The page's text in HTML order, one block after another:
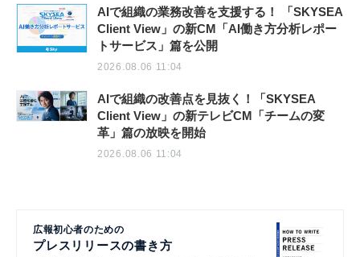
AIで組織の業務改善を支援する！ 「SKYSEA
Client View」の新CM「AI働き方分析レポー
トサービス」篇を公開
2026.08.06 11:04
AIで組織の改善点を見抜く！「SKYSEA
Client View」の新テレビCM「チームの変
革」篇の放映を開始
2026.08.06 11:04
広報初心者のための
プレスリリースの書き方